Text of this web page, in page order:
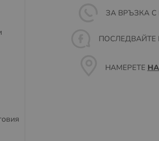
ЗА ВРЪЗКА С
ПОСЛЕДВАЙТЕ
НАМЕРЕТЕ